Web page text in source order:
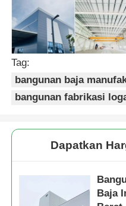
Bangunan struktur baja
Bengkel Struktur Baja
gudang struktur baja
Gudang Struktur Baja
Struktur Baja Berat
Tag:
bangunan baja
bangunan fabrikasi
Dapatkan
Baja